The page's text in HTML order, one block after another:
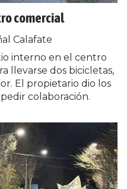
comercial
Calafate
interno en el centro
llevarse dos bicicletas,
El propietario dio los
colaboración.